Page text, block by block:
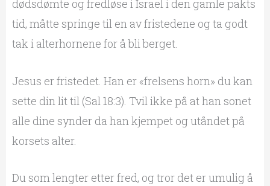
dødsdømte og fredløse i Israel i den gamle pakts
tid, måtte springe til en av fristedene og ta godt
tak i alterhornene for å bli berget.
Jesus er fristedet. Han er «frelsens horn» du kan
sette din lit til (Sal 18:3). Tvil ikke på at han sonet
alle dine synder da han kjempet og utåndet på
korsets alter.
Du som lengter etter fred, og tror det er umulig å